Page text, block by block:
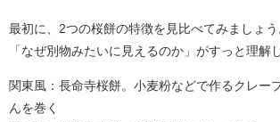
最初に、2つの桜餅の特徴を見比べてみましょう
「なぜ別物みたいに見えるのか」がすっと理解
関東風：長命寺桜餅。小麦粉などで作るクレー
んを巻く